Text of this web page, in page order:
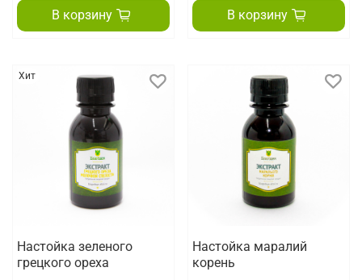
В корзину В корзину
Хит
Настойка зеленого
грецкого ореха
Настойка маралий
корень